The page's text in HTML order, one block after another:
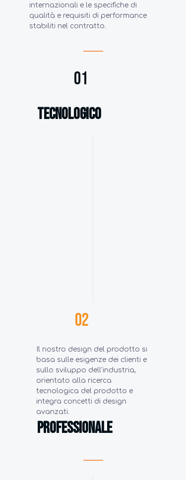
01
tecnologico
internazionali e le specifiche di
qualità e requisiti di performance
stabiliti nel contratto.
02
Professionale
Il nostro design del prodotto si
basa sulle esigenze dei clienti e
sullo sviluppo dell'industria,
orientato alla ricerca
tecnologica del prodotto e
integra concetti di design
avanzati.